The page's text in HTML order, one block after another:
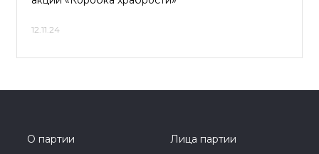
12.11.24
О партии
Лица партии